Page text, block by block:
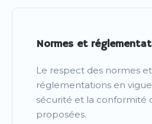
Normes et
Le respect des normes et
réglementations en
sécurité et la conformité
proposées.